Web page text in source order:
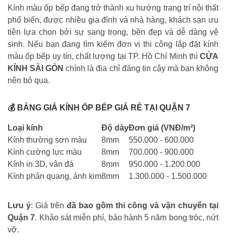
Kính màu ốp bếp đang trở thành xu hướng trang trí nội thất
phổ biến, được nhiều gia đình và nhà hàng, khách sạn ưu
tiên lựa chọn bởi sự sang trọng, bền đẹp và dễ dàng vệ
sinh. Nếu bạn đang tìm kiếm đơn vị thi công lắp đặt kính
màu ốp bếp uy tín, chất lượng tại TP. Hồ Chí Minh thì CỬA
KÍNH SÀI GÒN chính là địa chỉ đáng tin cậy mà bạn không
nên bỏ qua.
💰 BẢNG GIÁ KÍNH ỐP BẾP GIÁ RẺ TẠI QUẬN 7
Loại kính Độ dàyĐơn giá (VNĐ/m²)
Kính thường sơn màu
8mm
550.000 - 600.000
Kính cường lực màu
8mm
700.000 - 900.000
Kính in 3D, vân đá
8mm
950.000 - 1.200.000
Kính phản quang, ánh kim8mm 1.300.000 - 1.500.000
Lưu ý: Giá trên đã bao gồm thi công và vận chuyển tại
Quận 7. Khảo sát miễn phí, bảo hành 5 năm bong tróc, nứt
vỡ.